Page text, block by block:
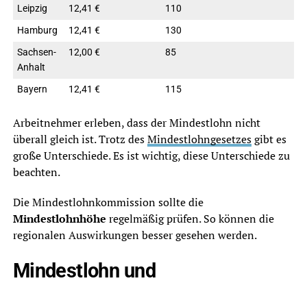
Leipzig
12,41 €
110
Hamburg
12,41 €
130
Sachsen-
Anhalt
12,00 € 85
Bayern 12,41 € 115
Arbeitnehmer erleben, dass der Mindestlohn nicht
überall gleich ist. Trotz desMindestlohngesetzesgibt es
große Unterschiede. Es ist wichtig, diese Unterschiede zu
beachten.
Die Mindestlohnkommission sollte die
Mindestlohnhöhe regelmäßig prüfen. So können die
regionalen Auswirkungen besser gesehen werden.
Mindestlohn und